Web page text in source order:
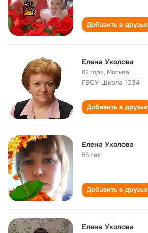
Добавить в друзья
Елена Уколова
62 года, Москва
ГБОУ Школа 1034
Добавить в друзья
Елена Уколова
55 лет
Добавить в друзья
Елена Уколова